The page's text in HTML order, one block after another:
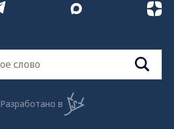
Разработано в